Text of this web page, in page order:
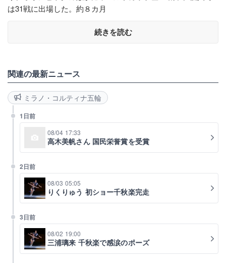
は31戦に出場した。約８カ月
続きを読む
関連の最新ニュース
ミラノ・コルティナ五輪
1日前
08/04 17:33
高木美帆さん 国民栄誉賞を受賞
2日前
08/03 05:05
りくりゅう 初ショー千秋楽完走
3日前
08/02 19:00
三浦璃来 千秋楽で感涙のポーズ